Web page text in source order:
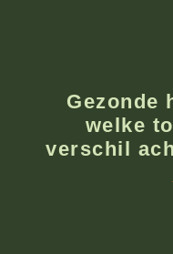
Gezonde
welke
verschil